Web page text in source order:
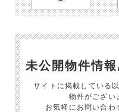
未公開物件情報
サイトに掲載している
物件がござい
お気軽にお問い合わ